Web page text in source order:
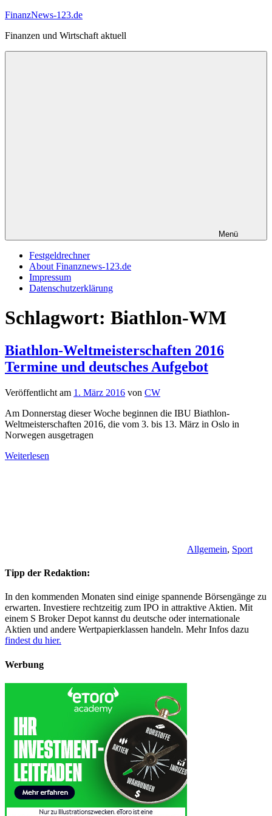
Zum
springen
FinanzNews-123.de
Finanzen und Wirtschaft aktuell
Menü
Festgeldrechner
About Finanznews-123.de
Impressum
Datenschutzerklärung
Schlagwort: Biathlon-WM
Biathlon-Weltmeisterschaften 2016
Termine und deutsches Aufgebot
Veröffentlicht am 1. März 2016 von CW
Am Donnerstag dieser Woche beginnen die IBU Biathlon-
Weltmeisterschaften 2016, die vom 3. bis 13. März in Oslo in
Norwegen ausgetragen
Weiterlesen
Allgemein, Sport
Tipp der Redaktion:
In den kommenden Monaten sind einige spannende Börsengänge zu
erwarten. Investiere rechtzeitig zum IPO in attraktive Aktien. Mit
einem S Broker Depot kannst du deutsche oder internationale
Aktien und andere Wertpapierklassen handeln. Mehr Infos dazu
findest du hier.
Werbung